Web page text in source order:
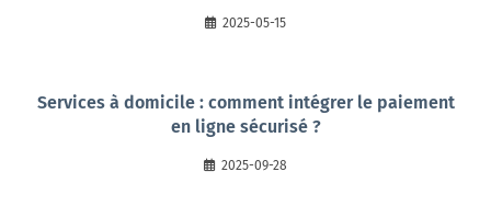
2025-05-15
Services à domicile : comment intégrer le paiement
en ligne sécurisé ?
2025-09-28